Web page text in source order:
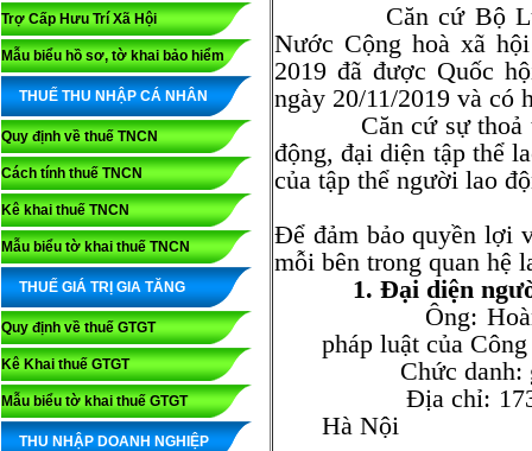
Trợ Cấp Hưu Trí Xã Hội
Mẫu biểu hồ sơ, tờ khai bảo hiểm
THUẾ THU NHẬP CÁ NHÂN
Quy định về thuế TNCN
Cách tính thuế TNCN
Kê khai thuế TNCN
Mẫu biểu tờ khai thuế TNCN
THUẾ GIÁ TRỊ GIA TĂNG
Quy định về thuế GTGT
Kê Khai thuế GTGT
Mẫu biểu tờ khai thuế GTGT
THU NHẬP DOANH NGHIỆP
Căn cứ Bộ Luật
Nước Cộng hoà xã
2019 đã được Quốc
ngày 20/11/2019 và có
Căn cứ sự thoả
động, đại diện tập thể
của tập thể người lao
Để đảm bảo quyền lợi
mỗi bên trong quan hệ
1. Đại diện
Ông: Hoàng
pháp luật của
Chức danh:
Địa chỉ: 173
Hà Nội